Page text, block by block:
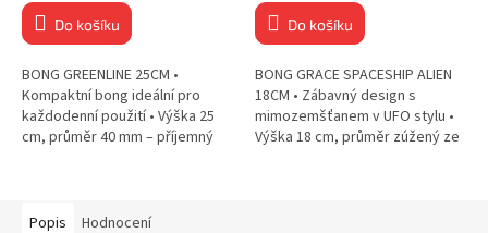
Do košíku
BONG GREENLINE 25CM •
Kompaktní bong ideální pro
každodenní použití • Výška 25
cm, průměr 40 mm – příjemný
Do košíku
BONG GRACE SPACESHIP ALIEN
18CM • Zábavný design s
mimozemšťanem v UFO stylu •
Výška 18 cm, průměr zúžený ze
Popis Hodnocení